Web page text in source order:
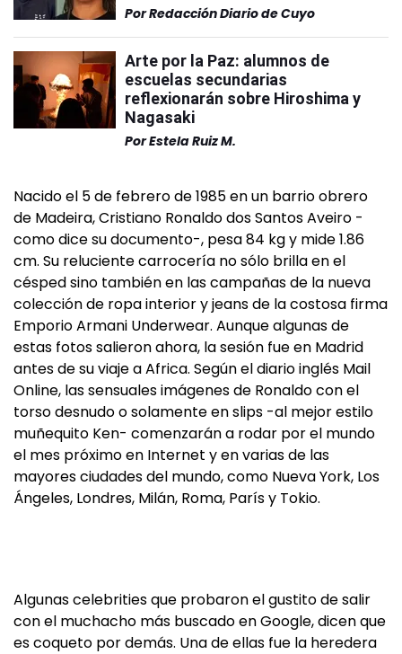
PorRedacción Diario de Cuyo
Arte por la Paz: alumnos de
escuelas secundarias
reflexionarán sobre Hiroshima y
Nagasaki
PorEstela Ruiz M.
Nacido el 5 de febrero de 1985 en un barrio obrero
de Madeira, Cristiano Ronaldo dos Santos Aveiro -
como dice su documento-, pesa 84 kg y mide 1.86
cm. Su reluciente carrocería no sólo brilla en el
césped sino también en las campañas de la nueva
colección de ropa interior y jeans de la costosa firma
Emporio Armani Underwear. Aunque algunas de
estas fotos salieron ahora, la sesión fue en Madrid
antes de su viaje a Africa. Según el diario inglés Mail
Online, las sensuales imágenes de Ronaldo con el
torso desnudo o solamente en slips -al mejor estilo
muñequito Ken- comenzarán a rodar por el mundo
el mes próximo en Internet y en varias de las
mayores ciudades del mundo, como Nueva York, Los
Ángeles, Londres, Milán, Roma, París y Tokio.
Algunas celebrities que probaron el gustito de salir
con el muchacho más buscado en Google, dicen que
es coqueto por demás. Una de ellas fue la heredera